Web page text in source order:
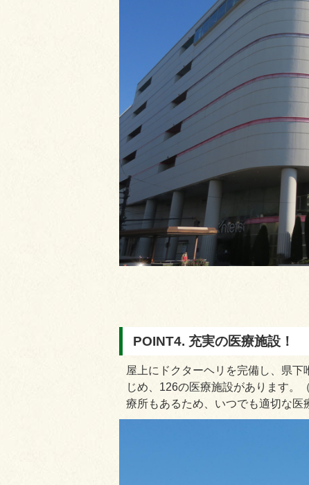
POINT4. 充実の医療施設！
屋上にドクターヘリを完備し、県下
じめ、126の医療施設があります。
療所もあるため、いつでも適切な医